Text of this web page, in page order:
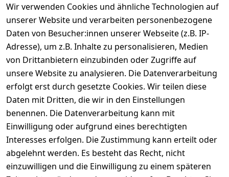
Wir verwenden Cookies und ähnliche Technologien auf
unserer Website und verarbeiten personenbezogene
Daten von Besucher:innen unserer Webseite (z.B. IP-
Adresse), um z.B. Inhalte zu personalisieren, Medien
von Drittanbietern einzubinden oder Zugriffe auf
unsere Website zu analysieren. Die Datenverarbeitung
erfolgt erst durch gesetzte Cookies. Wir teilen diese
Daten mit Dritten, die wir in den Einstellungen
benennen. Die Datenverarbeitung kann mit
Einwilligung oder aufgrund eines berechtigten
Interesses erfolgen. Die Zustimmung kann erteilt oder
abgelehnt werden. Es besteht das Recht, nicht
einzuwilligen und die Einwilligung zu einem späteren
Rechtliches
Impressum
Datenschutze
rklärung
Services
Registrieren